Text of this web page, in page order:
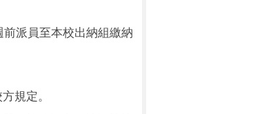
派員至本校出納組繳納
規定。